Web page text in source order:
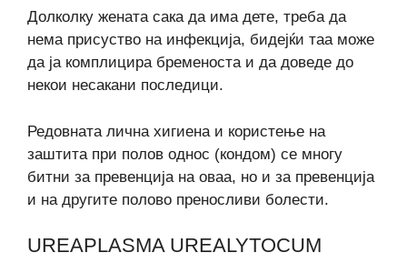
Долколку жената сака да има дете, треба да
нема присуство на инфекција, бидејќи таа може
да ја комплицира бременоста и да доведе до
некои несакани последици.
Редовната лична хигиена и користење на
заштита при полов однос (кондом) се многу
битни за превенција на оваа, но и за превенција
и на другите полово преносливи болести.
UREAPLASMA UREALYTOCUM